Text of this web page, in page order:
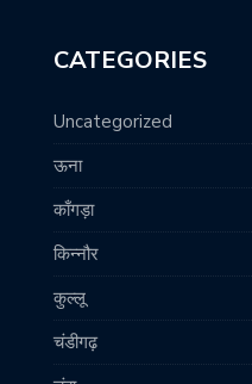
CATEGORIES
Uncategorized
ऊना
काँगड़ा
किन्नौर
कुल्लू
चंडीगढ़